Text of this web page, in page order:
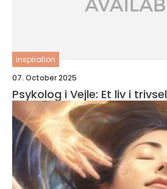
inspiration
07. October 2025
Psykolog i Vejle: Et liv i trivsel